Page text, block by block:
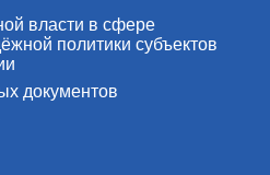
власти в сфере
политики субъектов
документов